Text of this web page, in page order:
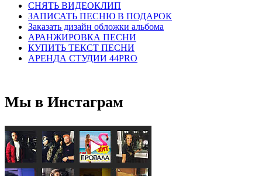
СНЯТЬ ВИДЕОКЛИП
ЗАПИСАТЬ ПЕСНЮ В ПОДАРОК
Заказать дизайн обложки альбома
АРАНЖИРОВКА ПЕСНИ
КУПИТЬ ТЕКСТ ПЕСНИ
АРЕНДА СТУДИИ 44PRO
Мы в Инстаграм